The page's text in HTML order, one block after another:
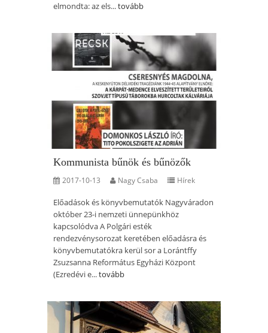
elmondta: az els...tovább
Kommunista bűnök és bűnözők
2017-10-13 Nagy Csaba Hírek
Előadások és könyvbemutatók Nagyváradon
október 23-i nemzeti ünnepünkhöz
kapcsolódva A Polgári esték
rendezvénysorozat keretében előadásra és
könyvbemutatókra kerül sor a Lorántffy
Zsuzsanna Református Egyházi Központ
(Ezredévi e...tovább